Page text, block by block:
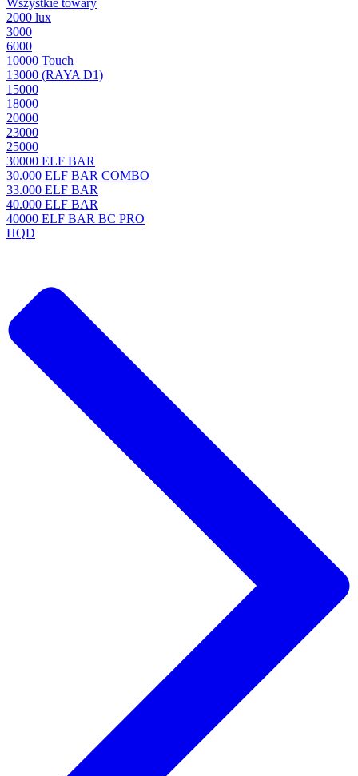
Wszystkie towary
2000 lux
3000
6000
10000 Touch
13000 (RAYA D1)
15000
18000
20000
23000
25000
30000 ELF BAR
30.000 ELF BAR COMBO
33.000 ELF BAR
40.000 ELF BAR
40000 ELF BAR BC PRO
HQD